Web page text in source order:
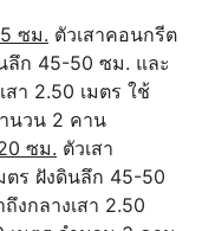
ซม. ตัวเสาคอนกรีต
ลึก 45-50 ซม. และ
สา 2.50 เมตร ใช้
นวน 2 คาน
ซม. ตัวเสา
ตร ฝังดินลึก 45-50
งกลางเสา 2.50